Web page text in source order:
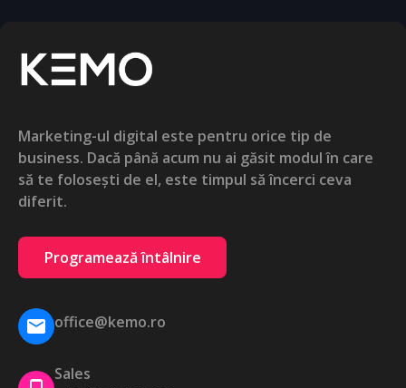
Marketing-ul digital este pentru orice tip de
business. Dacă până acum nu ai găsit modul în care
să te folosești de el, este timpul să încerci ceva
diferit.
Programează întâlnire
office@kemo.ro
Sales